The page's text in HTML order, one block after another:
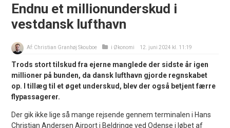
Endnu et millionunderskud i
vestdansk lufthavn
Af: Christian Granhøj Skouboe i Økonomi 12. juni 2024 kl. 11:19
Trods stort tilskud fra ejerne manglede der sidste år igen
millioner på bunden, da dansk lufthavn gjorde regnskabet
op. I tillæg til et øget underskud, blev der også betjent færre
flypassagerer.
Der gik ikke lige så mange rejsende gennem terminalen i Hans
Christian Andersen Airport i Beldringe ved Odense i løbet af